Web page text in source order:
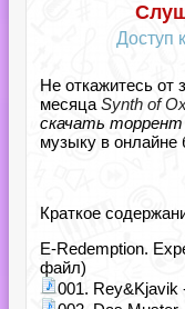
Доступ
Не откажитесь от
месяца Synth of
скачать торрент
музыку в онлайне
Краткое
E-Redemption.
файл)
001. Rey&Kjavik